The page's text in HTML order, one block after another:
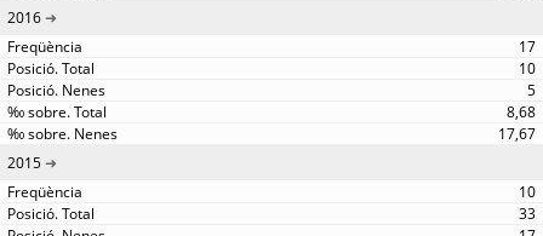
2016
17
10
5
8,68
17,67
2015
10
33